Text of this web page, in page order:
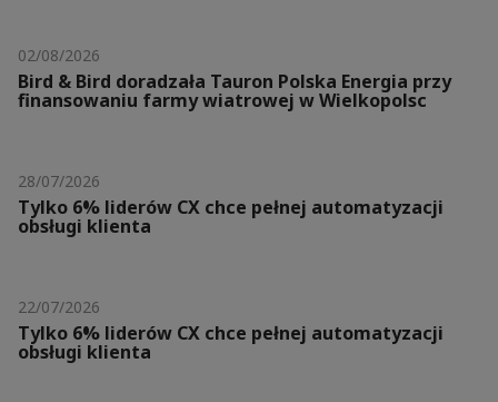
02/08/2026
Bird & Bird doradzała Tauron Polska Energia przy
finansowaniu farmy wiatrowej w Wielkopolsc
28/07/2026
Tylko 6% liderów CX chce pełnej automatyzacji
obsługi klienta
22/07/2026
Tylko 6% liderów CX chce pełnej automatyzacji
obsługi klienta